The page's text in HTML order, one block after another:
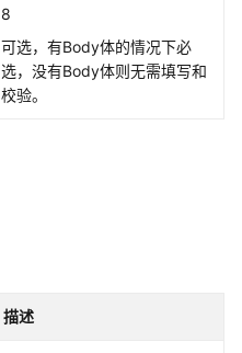
8
可选，有Body体的情况下必
选，没有Body体则无需填写和
校验。
描述